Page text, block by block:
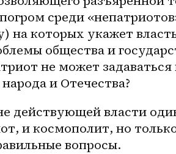
среди
на которых укажет
общества и
не может
и Отечества?
действующей власти
и космополит, но
вопросы.